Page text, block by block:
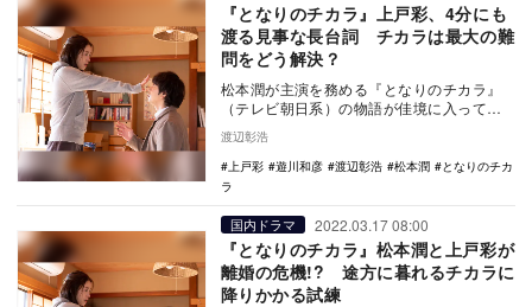
『となりのチカラ』上戸彩、4分にも
渡る見事な長台詞 チカラは最大の難
問をどう解決？
松本潤が主演を務める『となりのチカラ』
（テレビ朝日系）の物語が佳境に入ってい
る。 チカラ（松本潤）の妻・灯（上戸
彩）が「これ…
渡辺彰浩
上戸彩
遊川和彦 渡辺彰浩 松本潤
となりのチカ
ラ
国内ドラマ 2022.03.17 08:00
『となりのチカラ』松本潤と上戸彩が
離婚の危機!? 途方に暮れるチカラに
降りかかる試練